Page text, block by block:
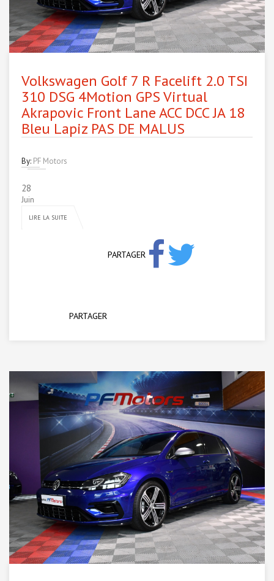
Volkswagen Golf 7 R Facelift 2.0 TSI
310 DSG 4Motion GPS Virtual
Akrapovic Front Lane ACC DCC JA 18
Bleu Lapiz PAS DE MALUS
By: PF Motors
28
Juin
LIRE LA SUITE
PARTAGER
PARTAGER